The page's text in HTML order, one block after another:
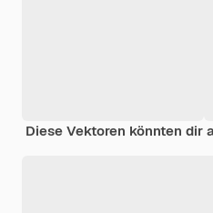
Diese Vektoren könnten dir